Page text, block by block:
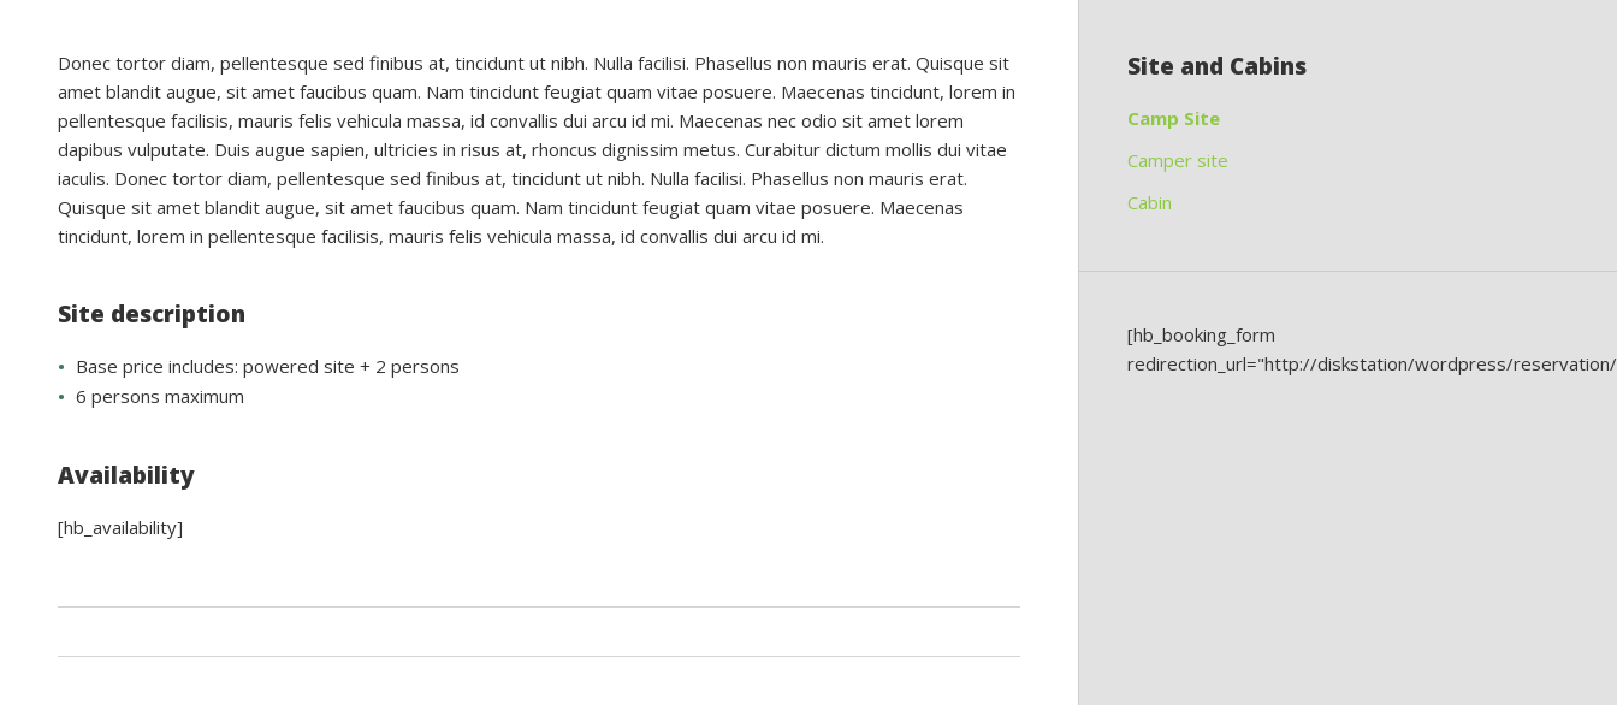
Donec tortor diam, pellentesque sed finibus at, tincidunt ut nibh. Nulla facilisi. Phasellus non mauris erat. Quisque sit
amet blandit augue, sit amet faucibus quam. Nam tincidunt feugiat quam vitae posuere. Maecenas tincidunt, lorem in
pellentesque facilisis, mauris felis vehicula massa, id convallis dui arcu id mi. Maecenas nec odio sit amet lorem
dapibus vulputate. Duis augue sapien, ultricies in risus at, rhoncus dignissim metus. Curabitur dictum mollis dui vitae
iaculis. Donec tortor diam, pellentesque sed finibus at, tincidunt ut nibh. Nulla facilisi. Phasellus non mauris erat.
Quisque sit amet blandit augue, sit amet faucibus quam. Nam tincidunt feugiat quam vitae posuere. Maecenas
tincidunt, lorem in pellentesque facilisis, mauris felis vehicula massa, id convallis dui arcu id mi.
Site description
Base price includes: powered site + 2 persons
6 persons maximum
Availability
[hb_availability]
Site and Cabins
Camp Site
Camper site
Cabin
[hb_booking_form
redirection_url="http://diskstation/wordpress/